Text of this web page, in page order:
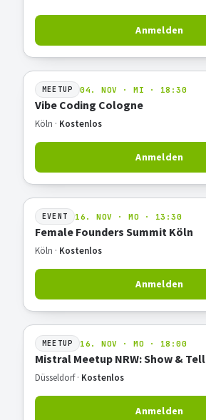
Anmelden
MEETUP 04. NOV · MI · 18:30
Vibe Coding Cologne
Köln · Kostenlos
Anmelden
EVENT 16. NOV · MO · 13:30
Female Founders Summit Köln
Köln · Kostenlos
Anmelden
MEETUP 16. NOV · MO · 18:00
Mistral Meetup NRW: Show & Tell
Düsseldorf · Kostenlos
Anmelden